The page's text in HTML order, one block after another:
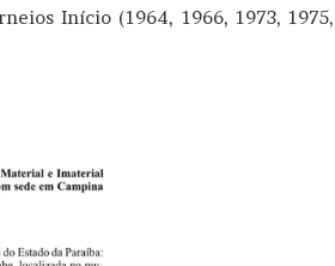
Início (1964, 1966, 1973, 1975,